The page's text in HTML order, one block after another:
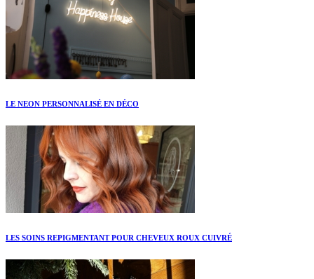
LE NEON PERSONNALISÉ EN DÉCO
LES SOINS REPIGMENTANT POUR CHEVEUX ROUX CUIVRÉ